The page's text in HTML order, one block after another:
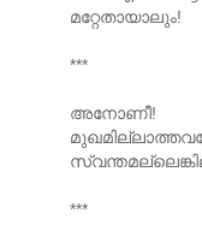
മറ്റേതായാലും!
***
അനോണീ!
***